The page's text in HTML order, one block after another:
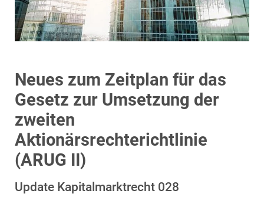
Neues zum Zeitplan für das
Gesetz zur Umsetzung der
zweiten
Aktionärsrechterichtlinie
(ARUG II)
Update Kapitalmarktrecht 028